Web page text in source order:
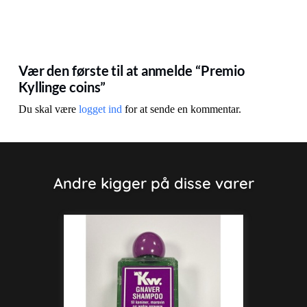
Vær den første til at anmelde “Premio
Kyllinge coins”
Du skal være logget ind for at sende en kommentar.
Andre kigger på disse varer